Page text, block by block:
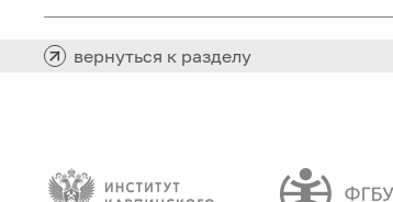
вернуться к разделу